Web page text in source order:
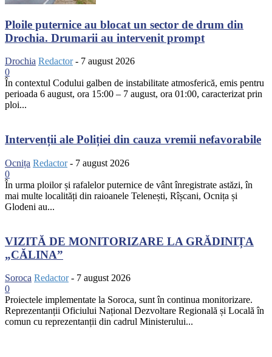
Ploile puternice au blocat un sector de drum din
Drochia. Drumarii au intervenit prompt
Drochia Redactor - 7 august 2026
0
În contextul Codului galben de instabilitate atmosferică, emis pentru
perioada 6 august, ora 15:00 – 7 august, ora 01:00, caracterizat prin
ploi...
Intervenții ale Poliției din cauza vremii nefavorabile
Ocnița Redactor - 7 august 2026
0
În urma ploilor și rafalelor puternice de vânt înregistrate astăzi, în
mai multe localități din raioanele Telenești, Rîșcani, Ocnița și
Glodeni au...
VIZITĂ DE MONITORIZARE LA GRĂDINIȚA
„CĂLINA”
Soroca Redactor - 7 august 2026
0
Proiectele implementate la Soroca, sunt în continua monitorizare.
Reprezentanții Oficiului Național Dezvoltare Regională și Locală în
comun cu reprezentanții din cadrul Ministerului...